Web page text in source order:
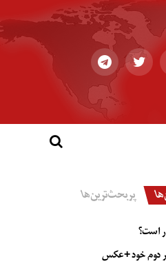
پربحث‌ترین‌ها
است؟
دوم خود +عکس